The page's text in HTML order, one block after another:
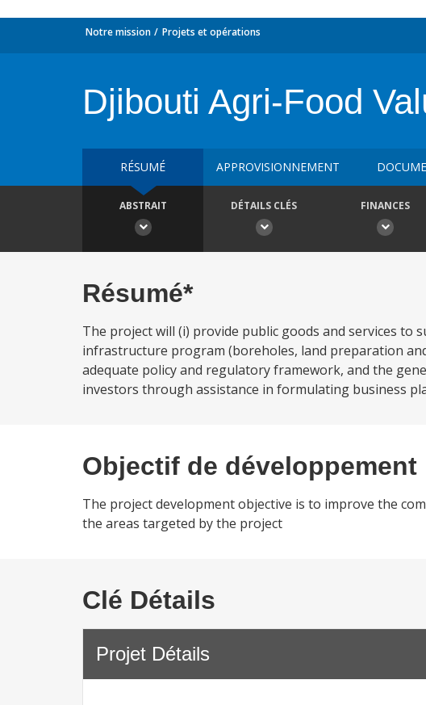
Notre mission Projets et opérations
Djibouti Agri-Food
RÉSUMÉ APPROVISIONNEMENT
ABSTRAIT DÉTAILS CLÉS FINANCES
Résumé*
The project will (i) provide public goods and services
infrastructure program (boreholes, land preparation
adequate policy and regulatory framework, and the
investors through assistance in formulating business
Objectif de développement
The project development objective is to improve the
the areas targeted by the project
Clé Détails
Projet Détails